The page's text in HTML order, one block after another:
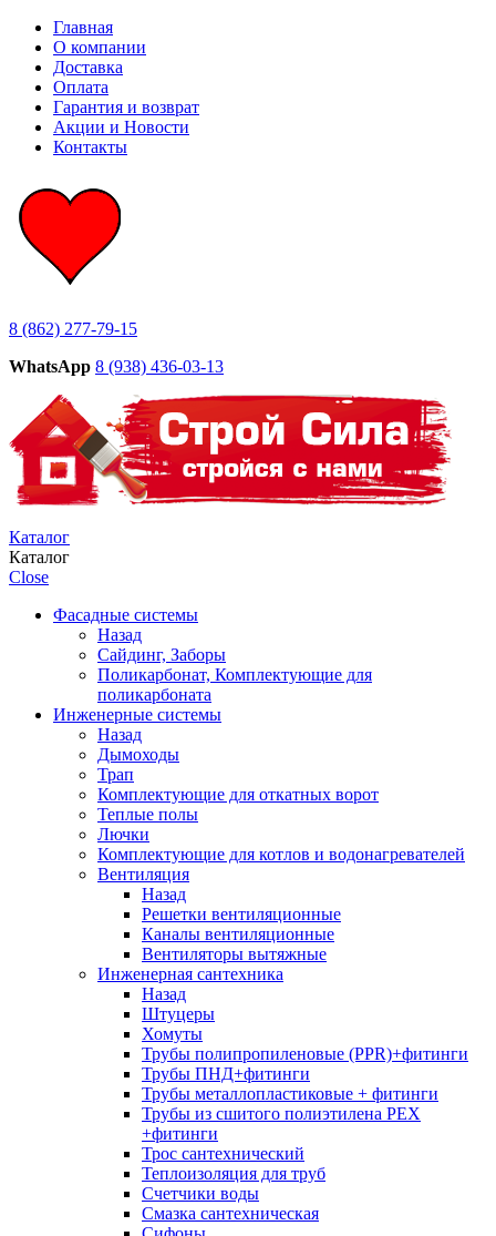
Главная
О компании
Доставка
Оплата
Гарантия и возврат
Акции и Новости
Контакты
8 (862) 277-79-15
WhatsApp 8 (938) 436-03-13
Каталог
Каталог
Close
Фасадные системы
Назад
Сайдинг, Заборы
Поликарбонат, Комплектующие для
поликарбоната
Инженерные системы
Назад
Дымоходы
Трап
Комплектующие для откатных ворот
Теплые полы
Лючки
Комплектующие для котлов и водонагревателей
Вентиляция
Назад
Решетки вентиляционные
Каналы вентиляционные
Вентиляторы вытяжные
Инженерная сантехника
Назад
Штуцеры
Хомуты
Трубы полипропиленовые (PPR)+фитинги
Трубы ПНД+фитинги
Трубы металлопластиковые + фитинги
Трубы из сшитого полиэтилена PEX
+фитинги
Трос сантехнический
Теплоизоляция для труб
Счетчики воды
Смазка сантехническая